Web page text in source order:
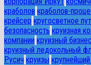
краболов краболов-
крейсер кругосветное
безопасность круизная
компании круизный бизнес
круизный ледокольный
Русич круизы